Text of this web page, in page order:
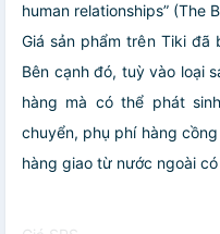
human relationships” (The
Giá sản phẩm trên Tiki đã
Bên cạnh đó, tuỳ vào loại
hàng mà có thể phát
chuyển, phụ phí hàng
hàng giao từ nước ngoài